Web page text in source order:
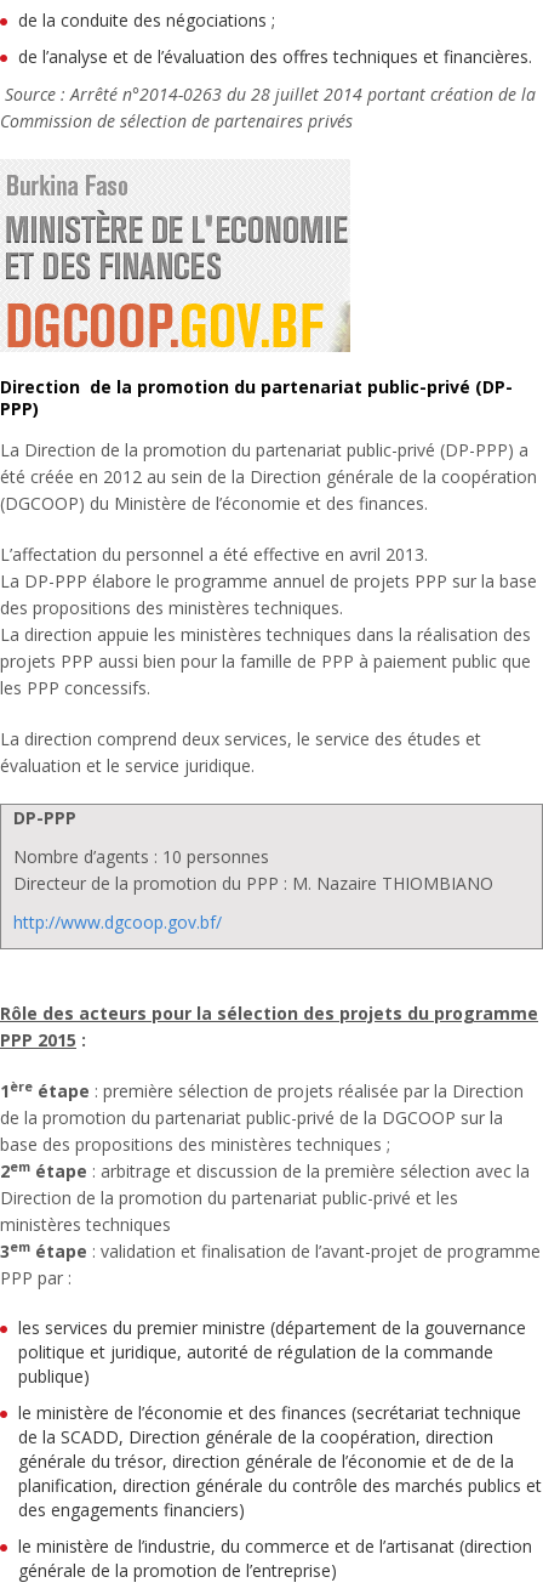
de la conduite des négociations ;
de l’analyse et de l’évaluation des offres techniques et financières.
Source : Arrêté n°2014-0263 du 28 juillet 2014 portant création de la
Commission de sélection de partenaires privés
Direction de la promotion du partenariat public-privé (DP-
PPP)
La Direction de la promotion du partenariat public-privé (DP-PPP) a
été créée en 2012 au sein de la Direction générale de la coopération
(DGCOOP) du Ministère de l’économie et des finances.
L’affectation du personnel a été effective en avril 2013.
La DP-PPP élabore le programme annuel de projets PPP sur la base
des propositions des ministères techniques.
La direction appuie les ministères techniques dans la réalisation des
projets PPP aussi bien pour la famille de PPP à paiement public que
les PPP concessifs.
La direction comprend deux services, le service des études et
évaluation et le service juridique.
DP-PPP
Nombre d’agents : 10 personnes
Directeur de la promotion du PPP : M. Nazaire THIOMBIANO
http://www.dgcoop.gov.bf/
Rôle des acteurs pour la sélection des projets du programme
PPP 2015 :
1 ère étape : première sélection de projets réalisée par la Direction
de la promotion du partenariat public-privé de la DGCOOP sur la
base des propositions des ministères techniques ;
2em étape : arbitrage et discussion de la première sélection avec la
Direction de la promotion du partenariat public-privé et les
ministères techniques
3em étape : validation et finalisation de l’avant-projet de programme
PPP par :
les services du premier ministre (département de la gouvernance
politique et juridique, autorité de régulation de la commande
publique)
le ministère de l’économie et des finances (secrétariat technique
de la SCADD, Direction générale de la coopération, direction
générale du trésor, direction générale de l’économie et de de la
planification, direction générale du contrôle des marchés publics et
des engagements financiers)
le ministère de l’industrie, du commerce et de l’artisanat (direction
générale de la promotion de l’entreprise)